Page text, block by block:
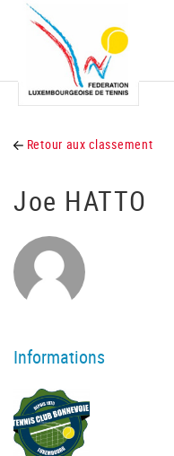
Retour aux classement
Joe HATTO
Informations